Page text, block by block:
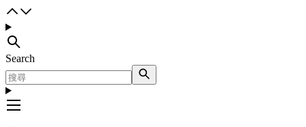
Search